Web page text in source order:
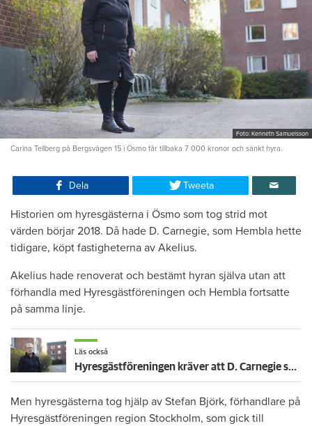
Foto: Kenneth Samuelsson
Carina Tellberg på Bergsvägen 15 i Ösmo får tillbaka 7 000 kronor och sänkt hyra.
Dela Tweeta
Historien om hyresgästerna i Ösmo som tog strid mot
värden börjar 2018. Då hade D. Carnegie, som Hembla hette
tidigare, köpt fastigheterna av Akelius.
Akelius hade renoverat och bestämt hyran själva utan att
förhandla med Hyresgästföreningen och Hembla fortsatte
på samma linje.
Läs också
Hyresgästföreningen kräver att D. Carnegie sänker hyran
Men hyresgästerna tog hjälp av Stefan Björk, förhandlare på
Hyresgästföreningen region Stockholm, som gick till